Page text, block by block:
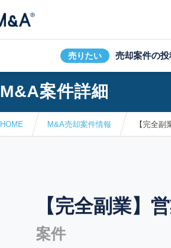
売りたい 売却案件の投
M&A案件詳細
HOME M&A売却案件情報 【完全
【完全副業】
案件